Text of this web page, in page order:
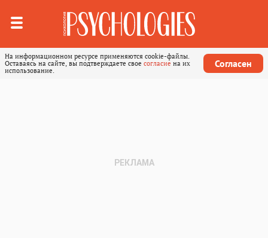
На информационном ресурсе применяются cookie-файлы.
Оставаясь на сайте, вы подтверждаете свое согласие на их
использование.
Согласен